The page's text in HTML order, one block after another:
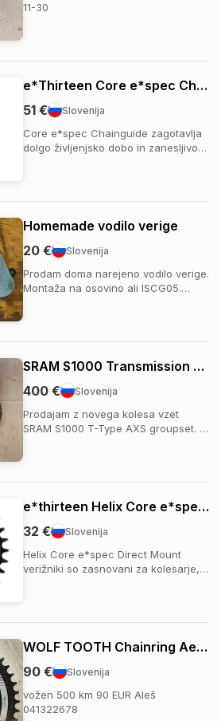
11-30
e*Thirteen Core e*spec Chainguide
Slovenija
51 €
Core e*spec Chainguide zagotavlja
dolgo življenjsko dobo in zanesljivo
CX Gen5 in Shimano EP8 ter ima širši
offset, ki omogoča uporabo 2-delnih
zob...
Homemade vodilo verige
Slovenija
20 €
Prodam doma narejeno vodilo verige.
Montaža na osovino ali ISCG05.
Narejeno za 36t zobnike.
SRAM S1000 Transmission groupset
Slovenija
400 €
Prodajam z novega kolesa vzet
SRAM S1000 T-Type AXS groupset. -
polnilec -kaseta -veriga -gonilka
NOV nevožen. Prevzem možen LJ ali
Koper.
e*thirteen Helix Core e*spec Direct Mount verižnik | Bosch CX/SX
Slovenija
32 €
Helix Core e*spec Direct Mount
verižniki so zasnovani za kolesarje,
dostopno rešitev. Izdelani so iz
hladno oblikovanega in toplotno
obdelanega jekla...
WOLF TOOTH Chainring Aero Road / Gravel SRAM 8-hole | black 46 Teeth
Slovenija
90 €
vožen 500 km 90 EUR Aleš
041322678